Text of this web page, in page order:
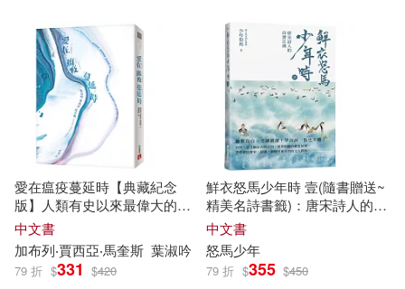
《幼兒畫報》圖書編輯部(8)
ゴゴちゃん(8)
中國地圖出版社(8)
佐木かやの(8) 劉世英(8)
吳付來（主編）(8) 四月(8)
人民音樂出版社(33)
得利影視(33) 文匯出版社(33)
東方出版中心(33) PAD(32)
中國華僑出版社(32)
中國青年出版社(32)
愛在瘟疫蔓延時【典藏紀念
版】人類有史以來最偉大的愛
情小說!馬奎斯：寫完這本書，
我整個人像被掏空了一樣!
中文書
加布列‧賈西亞‧馬奎斯 葉淑吟
79 折 $331 $420
鮮衣怒馬少年時 壹(隨書贈送~
精美名詩書籤)：唐宋詩人的詩
酒江湖—幽默直白、考據嚴謹!
學詩詞一點也不難!用現代語言
細品古典詩詞， 述說相應的歷
史故事
中文書
怒馬少年
79 折 $355 $450